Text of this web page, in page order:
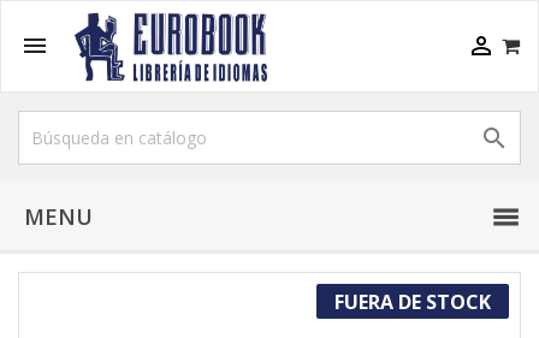
 

MENU
FUERA DE STOCK